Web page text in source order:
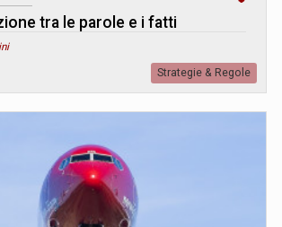
tra le parole e i fatti
Strategie & Regole